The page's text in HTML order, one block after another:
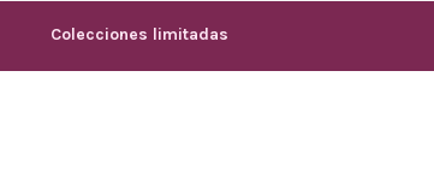
Colecciones limitadas